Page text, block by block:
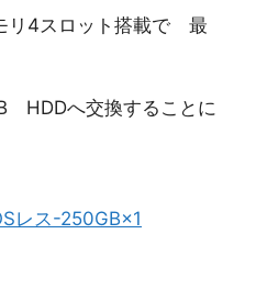
4スロット搭載で 最
HDDへ交換することに
レス-250GB×1